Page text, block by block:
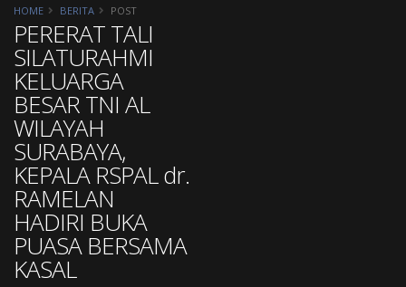
HOME BERITA POST
PERERAT TALI
SILATURAHMI
KELUARGA
BESAR TNI AL
WILAYAH
SURABAYA,
KEPALA RSPAL dr.
RAMELAN
HADIRI BUKA
PUASA BERSAMA
KASAL